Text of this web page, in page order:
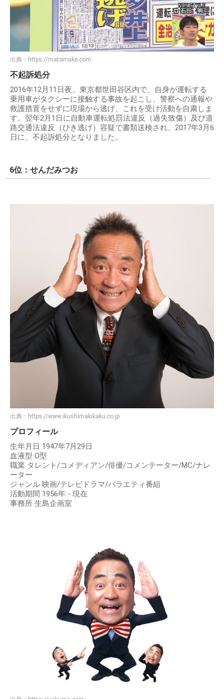
出典： https://matomake.com
不起訴処分
2016年12月11日夜、東京都世田谷区内で、自身が運転する
乗用車がタクシーに接触する事故を起こし、警察への通報や
救護措置をせずに現場から逃げ、これを受け活動を自粛しま
す。翌年2月1日に自動車運転処罰法違反（過失致傷）及び道
路交通法違反（ひき逃げ）容疑で書類送検され、2017年3月6
日に、不起訴処分となりました。
6位：せんだみつお
出典： https://www.ikushimakikaku.co.jp
プロフィール
生年月日 1947年7月29日
血液型 O型
職業 タレント/コメディアン/俳優/コメンテーター/MC/ナレ
ーター
ジャンル 映画/テレビドラマ/バラエティ番組
活動期間 1956年 - 現在
事務所 生島企画室